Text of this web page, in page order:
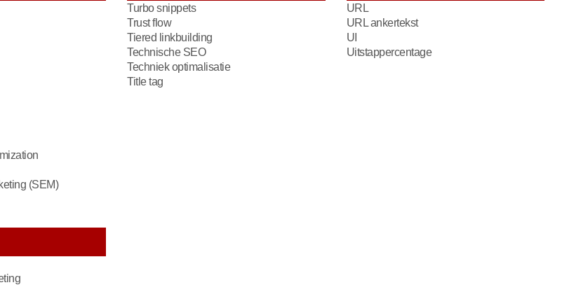
(SEM)
Turbo snippets
Trust flow
Tiered linkbuilding
Technische SEO
Techniek optimalisatie
Title tag
URL
URL ankertekst
UI
Uitstappercentage